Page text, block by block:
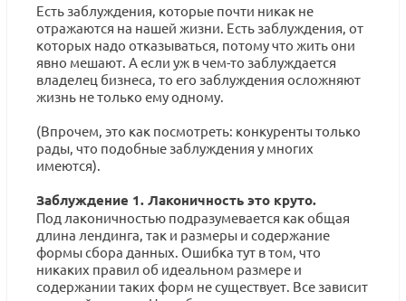
Есть заблуждения, которые почти никак не
отражаются на нашей жизни. Есть заблуждения, от
которых надо отказываться, потому что жить они
явно мешают. А если уж в чем-то заблуждается
владелец бизнеса, то его заблуждения осложняют
жизнь не только ему одному.
(Впрочем, это как посмотреть: конкуренты только
рады, что подобные заблуждения у многих
имеются).
Заблуждение 1. Лаконичность это круто.
Под лаконичностью подразумевается как общая
длина лендинга, так и размеры и содержание
формы сбора данных. Ошибка тут в том, что
никаких правил об идеальном размере и
содержании таких форм не существует. Все зависит